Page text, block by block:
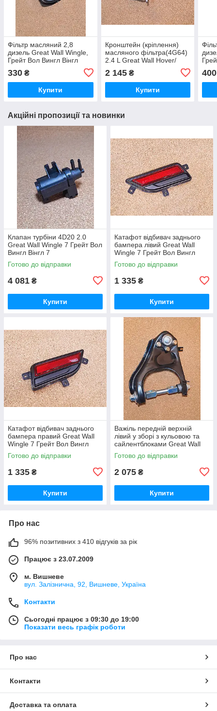
Фільтр масляний 2,8
дизель Great Wall Wingle,
Грейт Вол Вингл Вінгл
330 ₴
Купити
Кронштейн (кріплення)
масляного фільтра(4G64)
2.4 L Great Wall Hover/
2 145₴
Купити
400
Акційні пропозиції та новинки
Клапан турбіни 4D20 2.0
Great Wall Wingle 7 Грейт Вол
Вингл Вінгл 7
Готово до відправки
4 081 ₴
Купити
Катафот відбивач заднього
бампера лівий Great Wall
Wingle 7 Грейт Вол Вингл
Вінгл 7
Готово до відправки
1 335 ₴
Купити
Катафот відбивач заднього
бампера правий Great Wall
Wingle 7 Грейт Вол Вингл
Вінгл 7
Готово до відправки
1 335 ₴
Купити
Важіль передній верхній
лівий у зборі з кульовою та
сайлентблоками Great Wall
Wingle 7 Грейт Вол Вингл
Вінгл 7
Готово до відправки
2 075 ₴
Купити
Про нас
96% позитивних з 410 відгуків за рік
Працює з 23.07.2009
м. Вишневе
вул. Залізнична, 92, Вишневе, Україна
Контакти
Сьогодні працює з 09:30 до 19:00
Показати весь графік роботи
Про нас
Контакти
Доставка та оплата